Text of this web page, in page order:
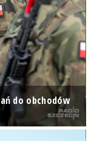
do obchodów